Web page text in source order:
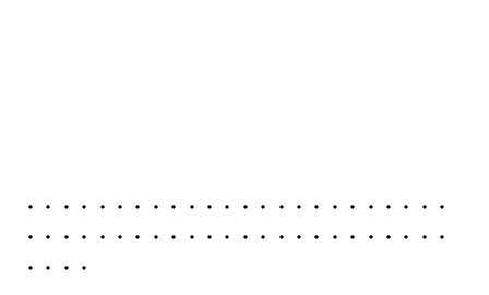
・・・・・・・・・・・・・・・・・・・・・・・・
・・・・・・・・・・・・・・・・・・・・・・・・
・・・・